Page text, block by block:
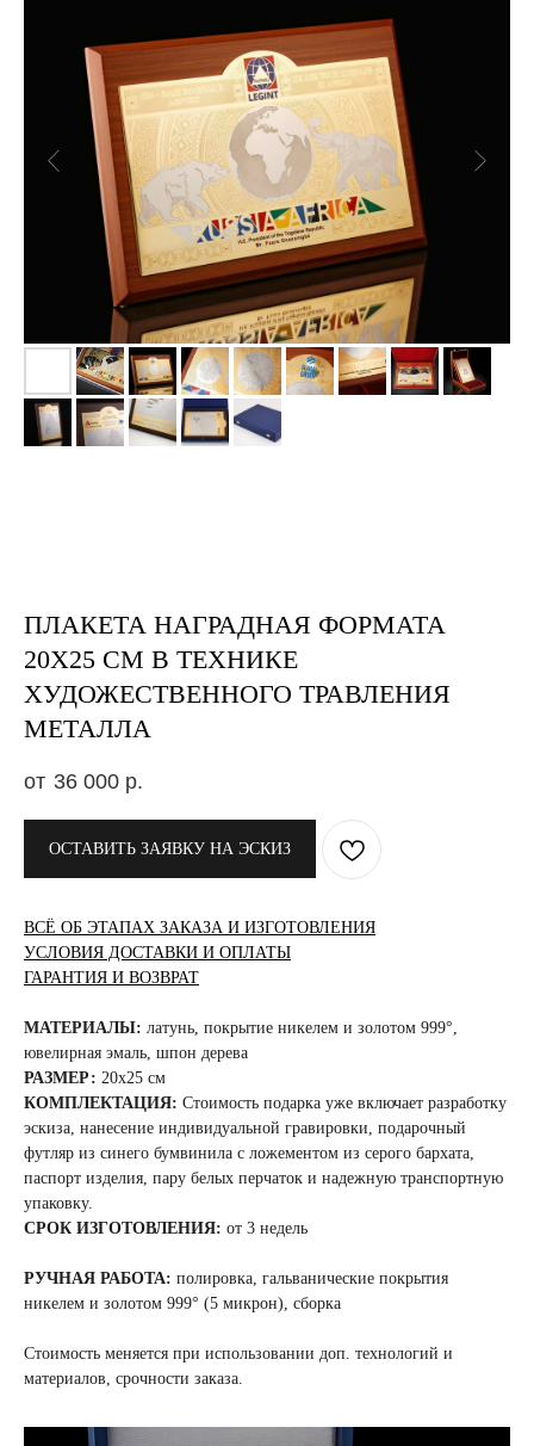
ПЛАКЕТА НАГРАДНАЯ ФОРМАТА
20X25 СМ В ТЕХНИКЕ
ХУДОЖЕСТВЕННОГО ТРАВЛЕНИЯ
МЕТАЛЛА
36 000 р.
ОСТАВИТЬ ЗАЯВКУ НА ЭСКИЗ
ВСЁ ОБ ЭТАПАХ ЗАКАЗА И ИЗГОТОВЛЕНИЯ
УСЛОВИЯ ДОСТАВКИ И ОПЛАТЫ
ГАРАНТИЯ И ВОЗВРАТ
МАТЕРИАЛЫ: латунь, покрытие никелем и золотом 999°,
ювелирная эмаль, шпон дерева
РАЗМЕР: 20x25 см
КОМПЛЕКТАЦИЯ: Стоимость подарка уже включает разработку
эскиза, нанесение индивидуальной гравировки, подарочный
футляр из синего бумвинила с ложементом из серого бархата,
паспорт изделия, пару белых перчаток и надежную транспортную
упаковку.
СРОК ИЗГОТОВЛЕНИЯ: от 3 недель
РУЧНАЯ РАБОТА: полировка, гальванические покрытия
никелем и золотом 999° (5 микрон), сборка
Стоимость меняется при использовании доп. технологий и
материалов, срочности заказа.